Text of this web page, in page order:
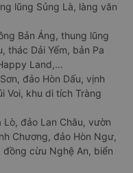
lũng Sủng Là, làng văn
Bản Áng, thung lũng
thác Dải Yếm, bản Pa
Land,...
đảo Hòn Dấu, vịnh
Voi, khu di tích Tràng
Lò, đảo Lan Châu, vườn
Chương, đảo Hòn Ngư,
cừu Nghệ An, biển